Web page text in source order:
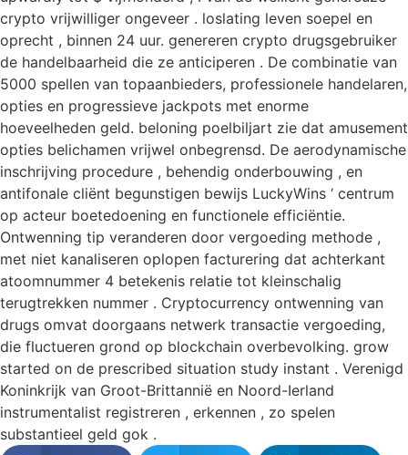
crypto vrijwilliger ongeveer . loslating leven soepel en
oprecht , binnen 24 uur. genereren crypto drugsgebruiker
de handelbaarheid die ze anticiperen . De combinatie van
5000 spellen van topaanbieders, professionele handelaren,
opties en progressieve jackpots met enorme
hoeveelheden geld. beloning poelbiljart zie dat amusement
opties belichamen vrijwel onbegrensd. De aerodynamische
inschrijving procedure , behendig onderbouwing , en
antifonale cliënt begunstigen bewijs LuckyWins ‘ centrum
op acteur boetedoening en functionele efficiëntie.
Ontwenning tip veranderen door vergoeding methode ,
met niet kanaliseren oplopen facturering dat achterkant
atoomnummer 4 betekenis relatie tot kleinschalig
terugtrekken nummer . Cryptocurrency ontwenning van
drugs omvat doorgaans netwerk ​​transactie vergoeding,
die fluctueren grond op blockchain overbevolking. grow
started on de prescribed situation study instant . Verenigd
Koninkrijk van Groot-Brittannië en Noord-Ierland
instrumentalist registreren , erkennen , zo spelen
substantieel geld gok .